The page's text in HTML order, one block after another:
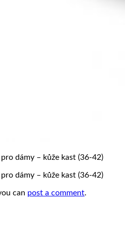
dámy – kůže kast (36-42)
dámy – kůže kast (36-42)
can post a comment.